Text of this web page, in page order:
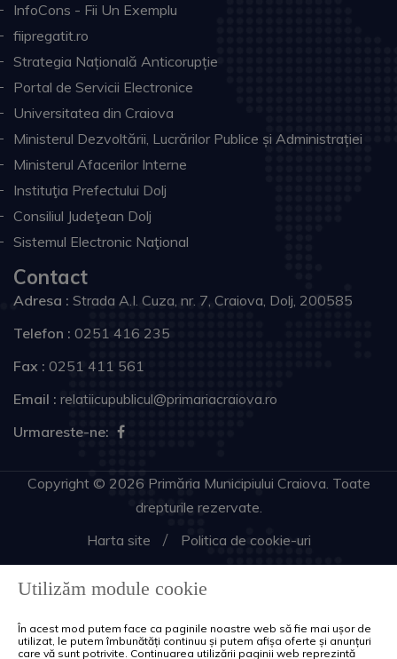
InfoCons - Fii Un Exemplu
fiipregatit.ro
Strategia Națională Anticorupție
Portal de Servicii Electronice
Universitatea din Craiova
Ministerul Dezvoltării, Lucrărilor Publice și Administrației
Ministerul Afacerilor Interne
Instituţia Prefectului Dolj
Consiliul Judeţean Dolj
Sistemul Electronic Naţional
Contact
Adresa : Strada A.I. Cuza, nr. 7, Craiova, Dolj, 200585
Telefon : 0251 416 235
Fax : 0251 411 561
Email : relatiicupublicul@primariacraiova.ro
Urmareste-ne:
Copyright © 2026 Primăria Municipiului Craiova. Toate
drepturile rezervate.
Harta site
Politica de cookie-uri
Utilizăm module cookie
În acest mod putem face ca paginile noastre web să fie mai ușor de
utilizat, le putem îmbunătăți continuu și putem afișa oferte și anunțuri
care vă sunt potrivite. Continuarea utilizării paginii web reprezintă